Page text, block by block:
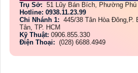
Trụ Sở: 51 Lũy Bán Bích, Phường Phú
Hotline: 0938.11.23.99
Chi Nhánh 1: 445/38 Tân Hòa
Tân, TP. HCM
Kỹ Thuật: 0906.855.330
Điện Thoại: (028) 6688.4949